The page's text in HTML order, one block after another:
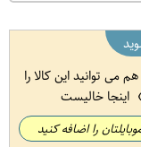
می توانید این کالا را
اینجا خالیست
را اضافه کنید